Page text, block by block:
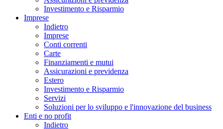
Investimento e Risparmio
Imprese
Indietro
Imprese
Conti correnti
Carte
Finanziamenti e mutui
Assicurazioni e previdenza
Estero
Investimento e Risparmio
Servizi
Soluzioni per lo sviluppo e l'innovazione del business
Enti e no profit
Indietro